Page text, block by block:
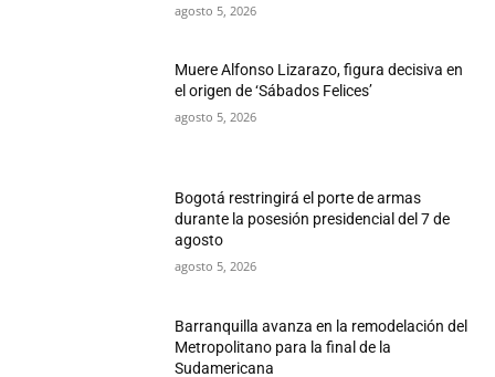
agosto 5, 2026
Muere Alfonso Lizarazo, figura decisiva en
el origen de ‘Sábados Felices’
agosto 5, 2026
Bogotá restringirá el porte de armas
durante la posesión presidencial del 7 de
agosto
agosto 5, 2026
Barranquilla avanza en la remodelación del
Metropolitano para la final de la
Sudamericana